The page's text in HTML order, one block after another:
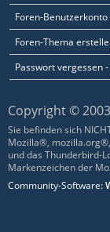
Foren-
Foren-Thema
Passwort vergessen
Copyright ©
Sie befinden sich
Mozilla®,
und das Thunderbird-
Markenzeichen der
Community-Software: